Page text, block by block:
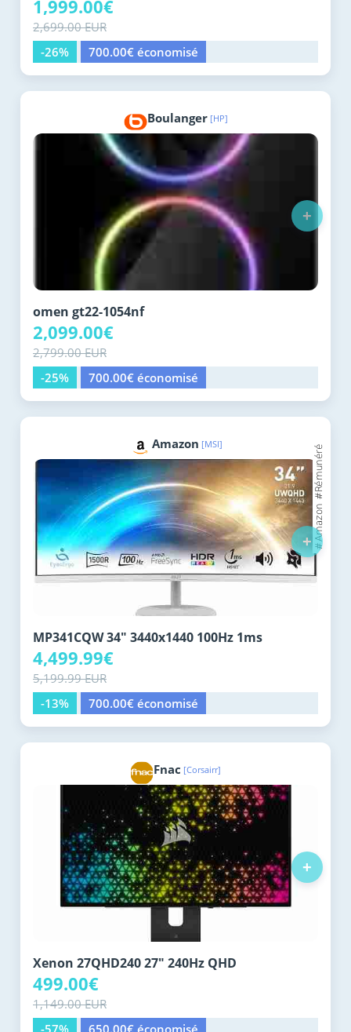
1,999.00€
2,699.00 EUR
-26%
700.00€ économisé
Boulanger [HP]
omen gt22-1054nf
2,099.00€
2,799.00 EUR
-25%
700.00€ économisé
+
Amazon [MSI]
MP341CQW 34" 3440x1440 100Hz 1ms
4,499.99€
5,199.99 EUR
-13%
700.00€ économisé
+
Fnac [Corsairr]
Xenon 27QHD240 27" 240Hz QHD
499.00€
1,149.00 EUR
+